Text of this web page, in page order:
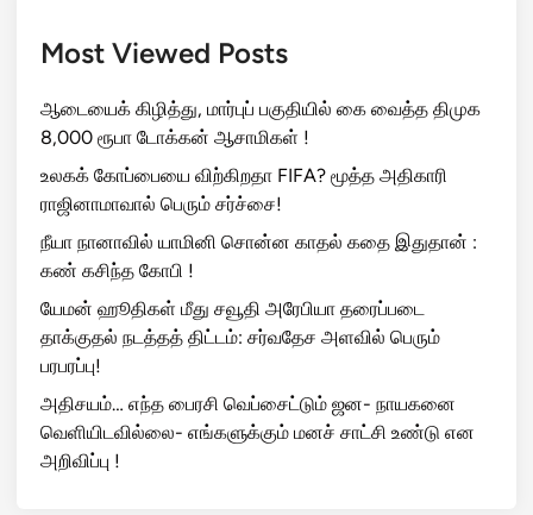
Most Viewed Posts
ஆடையைக் கிழித்து, மார்புப் பகுதியில் கை வைத்த திமுக
8,000 ரூபா டோக்கன் ஆசாமிகள் !
உலகக் கோப்பையை விற்கிறதா FIFA? மூத்த அதிகாரி
ராஜினாமாவால் பெரும் சர்ச்சை!
நீயா நானாவில் யாமினி சொன்ன காதல் கதை இதுதான் :
கண் கசிந்த கோபி !
யேமன் ஹூதிகள் மீது சவூதி அரேபியா தரைப்படை
தாக்குதல் நடத்தத் திட்டம்: சர்வதேச அளவில் பெரும்
பரபரப்பு!
அதிசயம்… எந்த பைரசி வெப்சைட்டும் ஜன- நாயகனை
வெளியிடவில்லை- எங்களுக்கும் மனச் சாட்சி உண்டு என
அறிவிப்பு !